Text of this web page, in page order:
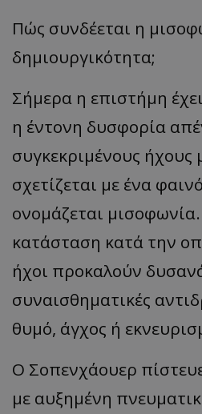
Πώς συνδέεται η
δημιουργικότητα;
Σήμερα η επιστήμη
η έντονη δυσφορία
συγκεκριμένους ήχους
σχετίζεται με ένα
ονομάζεται
κατάσταση κατά την
ήχοι προκαλούν
συναισθηματικές
θυμό, άγχος ή
Ο Σοπενχάουερ
με αυξημένη